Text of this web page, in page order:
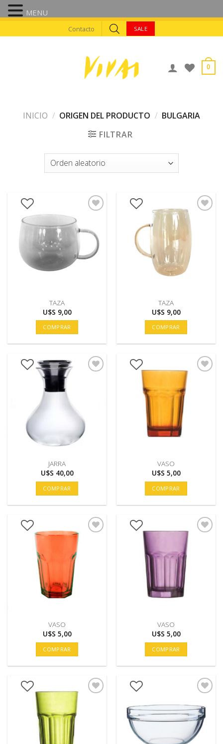
to
Contacto SALE
0
INICIO / ORIGEN DEL PRODUCTO / BULGARIA
FILTRAR
TAZA
U$S 9,00
COMPRAR
TAZA
U$S 9,00
COMPRAR
JARRA
U$S 40,00
COMPRAR
VASO
U$S 5,00
COMPRAR
VASO
U$S 5,00
COMPRAR
VASO
U$S 5,00
COMPRAR
MENU